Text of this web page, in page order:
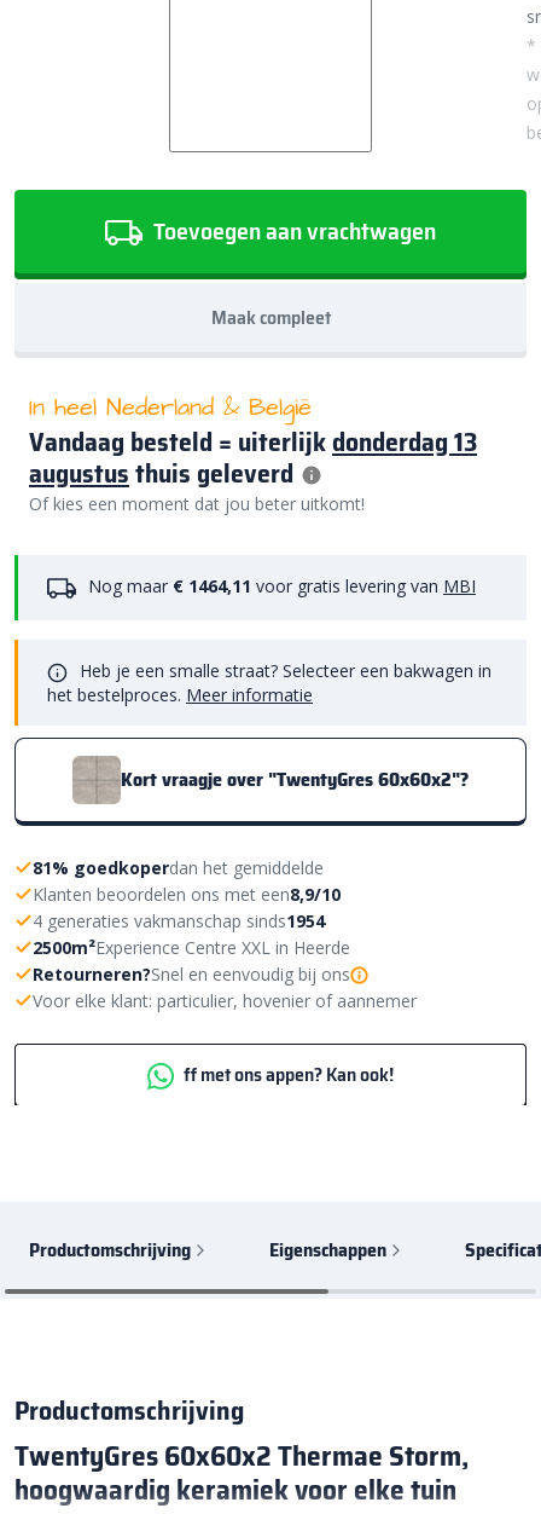
*
Toevoegen aan vrachtwagen
Maak compleet
In heel Nederland & België
Vandaag besteld = uiterlijkdonderdag 13
augustusthuis geleverd
Of kies een moment dat jou beter uitkomt!
Nog maar € 1464,11 voor gratis levering van MBI
Heb je een smalle straat? Selecteer een bakwagen in
het bestelproces. Meer informatie
Kort vraagje over "TwentyGres 60x60x2"?
81% goedkoperdan het gemiddelde
Klanten beoordelen ons met een8,9/10
4 generaties vakmanschap sinds1954
2500m²Experience Centre XXL in Heerde
Retourneren?Snel en eenvoudig bij ons
Voor elke klant: particulier, hovenier of aannemer
ff met ons appen? Kan ook!
Productomschrijving Eigenschappen
Productomschrijving
TwentyGres 60x60x2 Thermae Storm,
hoogwaardig keramiek voor elke tuin